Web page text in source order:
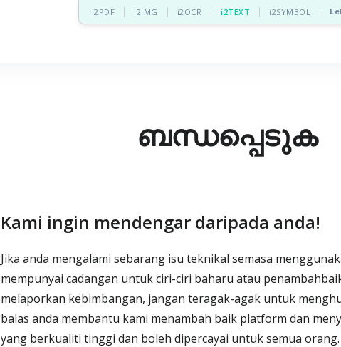
i2PDF i2IMG i2OCR i2TEXT i2SYMBOL
ബന്ധപ്പെടുക
Kami ingin mendengar daripada anda!
Jika anda mengalami sebarang isu teknikal semasa
mempunyai cadangan untuk ciri-ciri baharu atau
melaporkan kebimbangan, jangan teragak-agak untuk
balas anda membantu kami menambah baik platform dan
yang berkualiti tinggi dan boleh dipercayai untuk semua